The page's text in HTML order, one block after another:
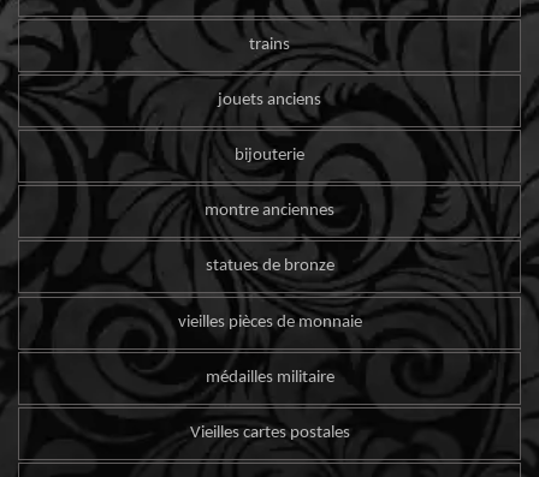
trains
jouets anciens
bijouterie
montre anciennes
statues de bronze
vieilles pièces de monnaie
médailles militaire
Vieilles cartes postales